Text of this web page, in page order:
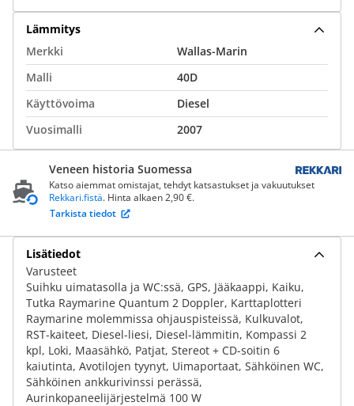
Lämmitys
Merkki
Wallas-Marin
Malli
40D
Käyttövoima
Diesel
Vuosimalli
2007
Veneen historia Suomessa
Katso aiemmat omistajat, tehdyt katsastukset ja vakuutukset
Rekkari.fistä. Hinta alkaen 2,90 €.
Tarkista tiedot
Lisätiedot
Varusteet
Suihku uimatasolla ja WC:ssä, GPS, Jääkaappi, Kaiku,
Tutka Raymarine Quantum 2 Doppler, Karttaplotteri
Raymarine molemmissa ohjauspisteissä, Kulkuvalot,
RST-kaiteet, Diesel-liesi, Diesel-lämmitin, Kompassi 2
kpl, Loki, Maasähkö, Patjat, Stereot + CD-soitin 6
kaiutinta, Avotilojen tyynyt, Uimaportaat, Sähköinen WC,
Sähköinen ankkurivinssi perässä,
Aurinkopaneelijärjestelmä 100 W